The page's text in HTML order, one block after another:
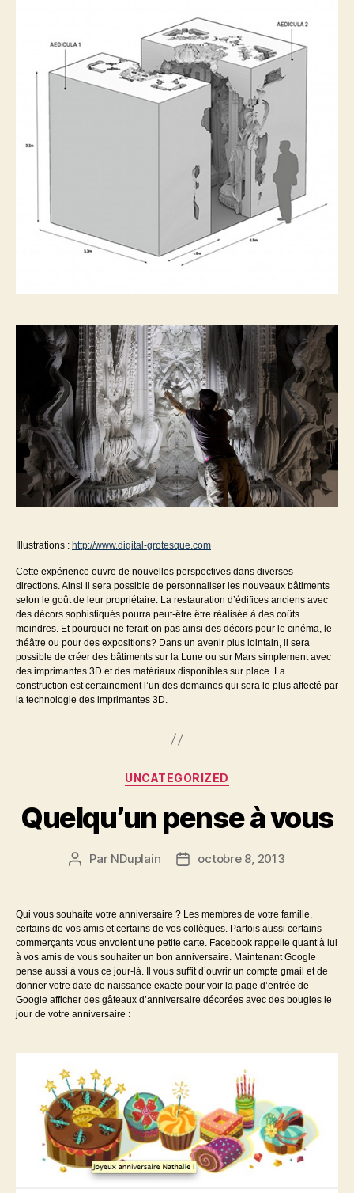
Illustrations : http://www.digital-grotesque.com
Cette expérience ouvre de nouvelles perspectives dans diverses
directions. Ainsi il sera possible de personnaliser les nouveaux bâtiments
selon le goût de leur propriétaire. La restauration d’édifices anciens avec
des décors sophistiqués pourra peut-être être réalisée à des coûts
moindres. Et pourquoi ne ferait-on pas ainsi des décors pour le cinéma, le
théâtre ou pour des expositions? Dans un avenir plus lointain, il sera
possible de créer des bâtiments sur la Lune ou sur Mars simplement avec
des imprimantes 3D et des matériaux disponibles sur place. La
construction est certainement l’un des domaines qui sera le plus affecté par
la technologie des imprimantes 3D.
Catégories
UNCATEGORIZED
Quelqu’un pense à vous
Auteur
Par NDuplain
Dateoctobre 8, 2013
Qui vous souhaite votre anniversaire ? Les membres de votre famille,
certains de vos amis et certains de vos collègues. Parfois aussi certains
commerçants vous envoient une petite carte. Facebook rappelle quant à lui
à vos amis de vous souhaiter un bon anniversaire. Maintenant Google
pense aussi à vous ce jour-là. Il vous suffit d’ouvrir un compte gmail et de
donner votre date de naissance exacte pour voir la page d’entrée de
Google afficher des gâteaux d’anniversaire décorées avec des bougies le
jour de votre anniversaire :